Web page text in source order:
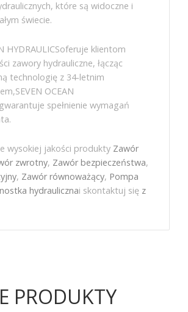
które są widoczne i
świecie.
HYDRAULICSoferuje klientom
zawory hydrauliczne, łącząc
technologię z 34-letnim
OCEAN
spełnienie wymagań
wysokiej jakości produkty Zawór
zwrotny, Zawór bezpieczeństwa,
, Zawór równoważący, Pompa
hydraulicznai skontaktuj się z
PRODUKTY